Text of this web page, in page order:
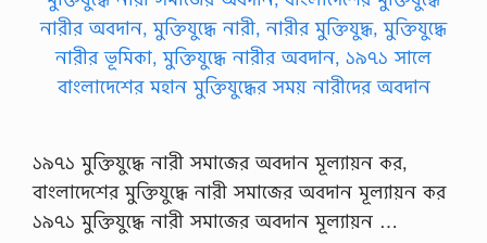
১৯৭১ মুক্তিযুদ্ধে নারী সমাজের অবদান মূল্যায়ন কর,
বাংলাদেশের মুক্তিযুদ্ধে নারী সমাজের অবদান মূল্যায়ন কর
১৯৭১ মুক্তিযুদ্ধে নারী সমাজের অবদান মূল্যায়ন …